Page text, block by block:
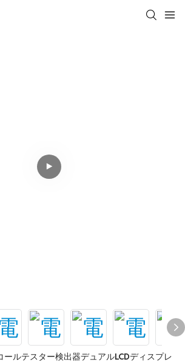
ールテスター検出器デュアルLCDディスプレ